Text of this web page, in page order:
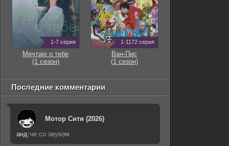
1-7 серия
Мечтаю о тебе
(1 сезон)
1-1172 серия
Ван-Пис
(1 сезон)
Последние комментарии
Мотор Сити (2026)
анд:че со звуком